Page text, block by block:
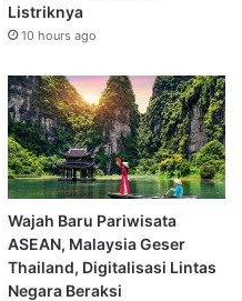
Listriknya
10 hours ago
Wajah Baru Pariwisata
ASEAN, Malaysia Geser
Thailand, Digitalisasi Lintas
Negara Beraksi